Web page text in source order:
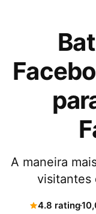
A maneira
visitantes
4.8 rating